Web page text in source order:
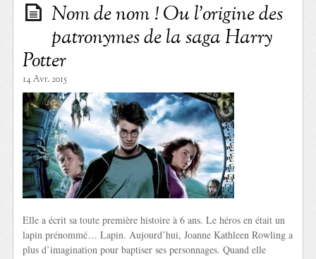
Nom de nom ! Ou l’origine des
patronymes de la saga Harry
Potter
14 Avr. 2015
Elle a écrit sa toute première histoire à 6 ans. Le héros en était un
lapin prénommé… Lapin. Aujourd’hui, Joanne Kathleen Rowling a
plus d’imagination pour baptiser ses personnages. Quand elle